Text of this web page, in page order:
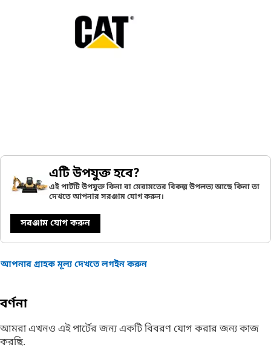
এটি উপযুক্ত হবে?
এই পার্টটি উপযুক্ত কিনা বা মেরামতের বিকল্প উপলভ্য আছে কিনা তা
দেখতে আপনার সরঞ্জাম যোগ করুন।
সরঞ্জাম যোগ করুন
আপনার গ্রাহক মূল্য দেখতে লগইন করুন
বর্ণনা
আমরা এখনও এই পার্টের জন্য একটি বিবরণ যোগ করার জন্য কাজ
করছি.